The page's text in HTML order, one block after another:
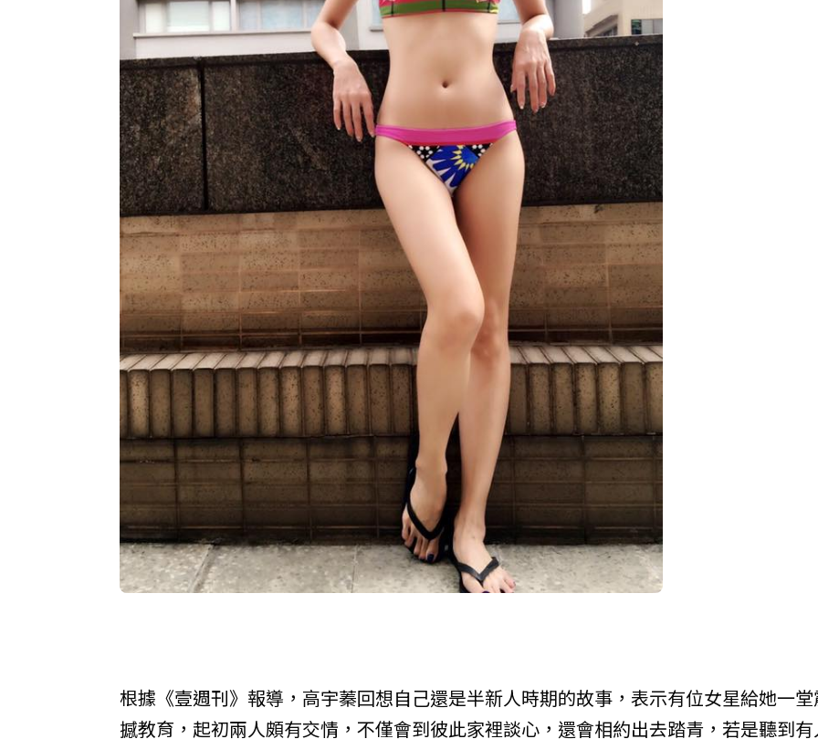
根據《壹週刊》報導，高宇蓁回想自己還是半新人時期的故事，表示有位女星給她一
撼教育，起初兩人頗有交情，不僅會到彼此家裡談心，還會相約出去踏青，若是聽到